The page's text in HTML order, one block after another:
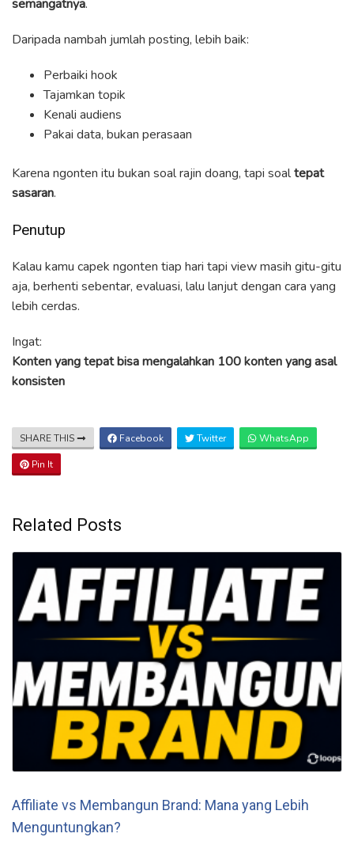
semangatnya.
Daripada nambah jumlah posting, lebih baik:
Perbaiki hook
Tajamkan topik
Kenali audiens
Pakai data, bukan perasaan
Karena ngonten itu bukan soal rajin doang, tapi soaltepat
sasaran.
Penutup
Kalau kamu capek ngonten tiap hari tapi view masih gitu-gitu
aja, berhenti sebentar, evaluasi, lalu lanjut dengan cara yang
lebih cerdas.
Ingat:
Konten yang tepat bisa mengalahkan 100 konten yang asal
konsisten
SHARE THIS Facebook Twitter WhatsApp
Pin It
Related Posts
Affiliate vs Membangun Brand: Mana yang Lebih
Menguntungkan?